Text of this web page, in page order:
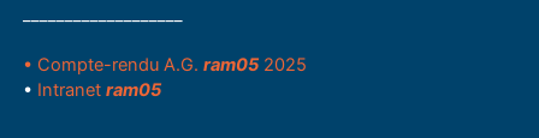
• Compte-rendu A.G.ram05 2025
• Intranetram05